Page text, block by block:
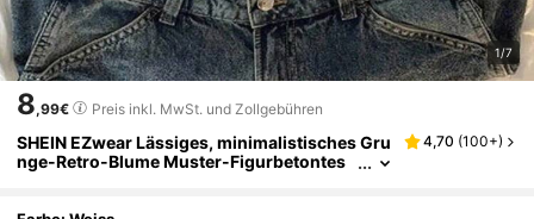
1/7
8,99€ Preis inkl. MwSt. und Zollgebühren
SHEIN EZwear Lässiges, minimalistisches Gru
nge-Retro-Blume Muster-Figurbetontes
4,70 (100+)